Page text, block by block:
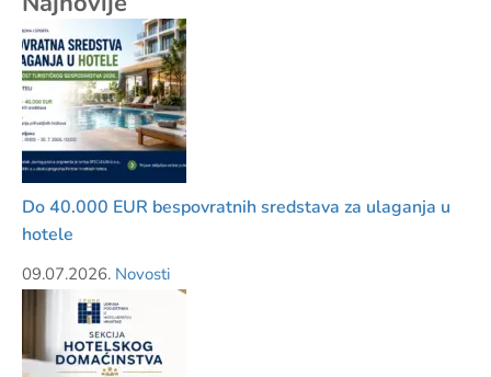
Do 40.000 EUR bespovratnih sredstava za ulaganja u
hotele
09.07.2026. Novosti